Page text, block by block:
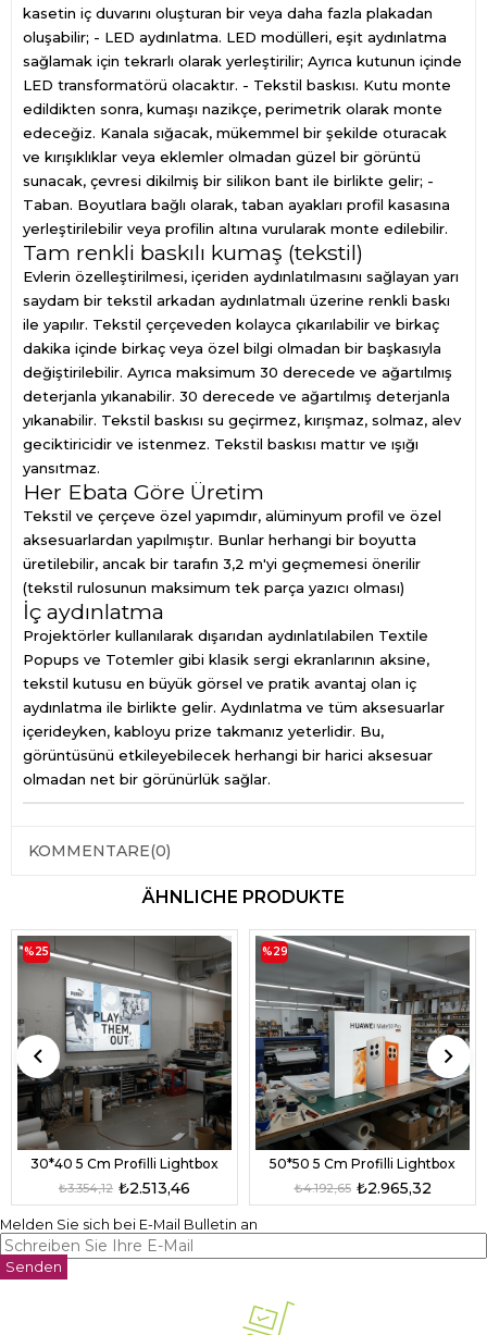
kasetin iç duvarını oluşturan bir veya daha fazla plakadan
oluşabilir; - LED aydınlatma. LED modülleri, eşit aydınlatma
sağlamak için tekrarlı olarak yerleştirilir; Ayrıca kutunun içinde
LED transformatörü olacaktır. - Tekstil baskısı. Kutu monte
edildikten sonra, kumaşı nazikçe, perimetrik olarak monte
edeceğiz. Kanala sığacak, mükemmel bir şekilde oturacak
ve kırışıklıklar veya eklemler olmadan güzel bir görüntü
sunacak, çevresi dikilmiş bir silikon bant ile birlikte gelir; -
Taban. Boyutlara bağlı olarak, taban ayakları profil kasasına
yerleştirilebilir veya profilin altına vurularak monte edilebilir.
Tam renkli baskılı kumaş (tekstil)
Evlerin özelleştirilmesi, içeriden aydınlatılmasını sağlayan yarı
saydam bir tekstil arkadan aydınlatmalı üzerine renkli baskı
ile yapılır. Tekstil çerçeveden kolayca çıkarılabilir ve birkaç
dakika içinde birkaç veya özel bilgi olmadan bir başkasıyla
değiştirilebilir. Ayrıca maksimum 30 derecede ve ağartılmış
deterjanla yıkanabilir. 30 derecede ve ağartılmış deterjanla
yıkanabilir. Tekstil baskısı su geçirmez, kırışmaz, solmaz, alev
geciktiricidir ve istenmez. Tekstil baskısı mattır ve ışığı
yansıtmaz.
Her Ebata Göre Üretim
Tekstil ve çerçeve özel yapımdır, alüminyum profil ve özel
aksesuarlardan yapılmıştır. Bunlar herhangi bir boyutta
üretilebilir, ancak bir tarafın 3,2 m'yi geçmemesi önerilir
(tekstil rulosunun maksimum tek parça yazıcı olması)
İç aydınlatma
Projektörler kullanılarak dışarıdan aydınlatılabilen Textile
Popups ve Totemler gibi klasik sergi ekranlarının aksine,
tekstil kutusu en büyük görsel ve pratik avantaj olan iç
aydınlatma ile birlikte gelir. Aydınlatma ve tüm aksesuarlar
içerideyken, kabloyu prize takmanız yeterlidir. Bu,
görüntüsünü etkileyebilecek herhangi bir harici aksesuar
olmadan net bir görünürlük sağlar.
KOMMENTARE(0)
ÄHNLICHE PRODUKTE
30*40 5 Cm Profilli Lightbox
₺2.513,46
₺3.354,12
%25
50*50 5 Cm Profilli Lightbox
₺2.965,32
₺4.192,65
%29
Melden Sie sich bei E-Mail Bulletin an
Senden